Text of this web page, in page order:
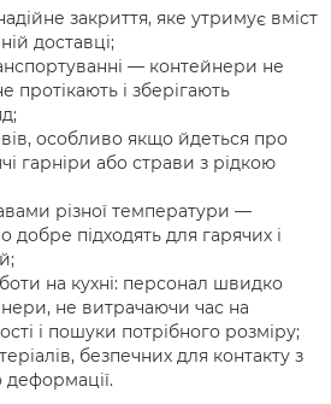
закриття, яке утримує вміст
доставці;
— контейнери не
протікають і зберігають
особливо якщо йдеться про
гарніри або страви з рідкою
різної температури —
підходять для гарячих і
на кухні: персонал швидко
не витрачаючи час на
і пошуки потрібного розміру;
безпечних для контакту з
деформації.